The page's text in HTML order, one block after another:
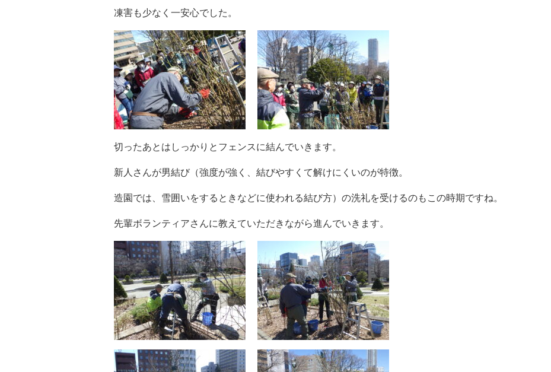
凍害も少なく一安心でした。
切ったあとはしっかりとフェンスに結んでいきます。
新人さんが男結び（強度が強く、結びやすくて解けにくいのが特徴。
造園では、雪囲いをするときなどに使われる結び方）の洗礼を受けるのもこの時期ですね。
先輩ボランティアさんに教えていただきながら進んでいきます。